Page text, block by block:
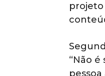
projeto
“Não